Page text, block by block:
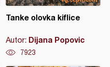
Tanke olovka kiflice
Autor: Dijana Popovic
7923